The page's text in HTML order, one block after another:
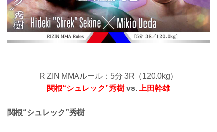
RIZIN MMAルール：5分 3R（120.0kg）
関根“シュレック”秀樹 vs. 上田幹雄
関根“シュレック”秀樹